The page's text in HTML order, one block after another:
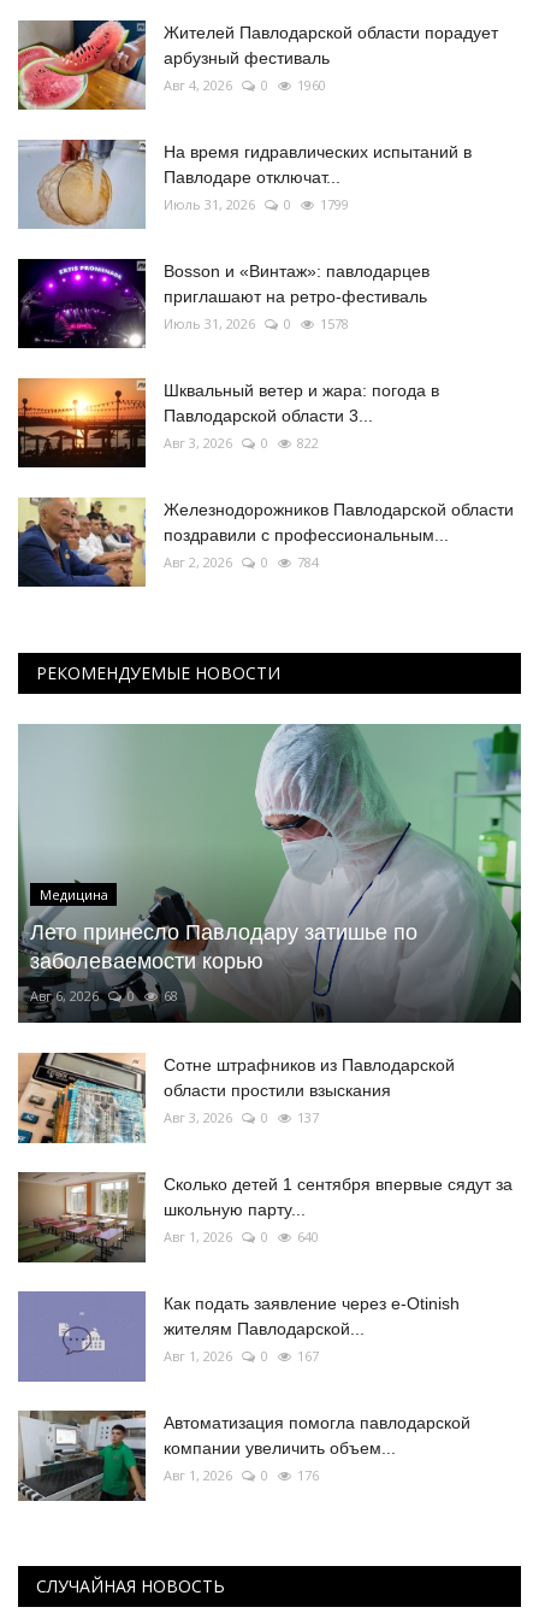
Жителей Павлодарской области порадует
арбузный фестиваль
Авг 4, 2026 0 1960
На время гидравлических испытаний в
Павлодаре отключат...
Июль 31, 2026 0 1799
Bosson и «Винтаж»: павлодарцев
приглашают на ретро-фестиваль
Июль 31, 2026 0 1578
Шквальный ветер и жара: погода в
Павлодарской области 3...
Авг 3, 2026 0 822
Железнодорожников Павлодарской области
поздравили с профессиональным...
Авг 2, 2026 0 784
РЕКОМЕНДУЕМЫЕ НОВОСТИ
Медицина
Лето принесло Павлодару затишье по
заболеваемости корью
Авг 6, 2026 0 68
Сотне штрафников из Павлодарской
области простили взыскания
Авг 3, 2026 0 137
Сколько детей 1 сентября впервые сядут за
школьную парту...
Авг 1, 2026 0 640
Как подать заявление через e-Otinish
жителям Павлодарской...
Авг 1, 2026 0 167
Автоматизация помогла павлодарской
компании увеличить объем...
Авг 1, 2026 0 176
СЛУЧАЙНАЯ НОВОСТЬ